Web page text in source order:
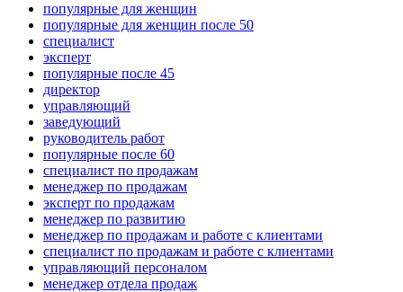
популярные для женщин
популярные для женщин после 50
специалист
эксперт
популярные после 45
директор
управляющий
заведующий
руководитель работ
популярные после 60
специалист по продажам
менеджер по продажам
эксперт по продажам
менеджер по развитию
менеджер по продажам и работе с клиентами
специалист по продажам и работе с клиентами
управляющий персоналом
менеджер отдела продаж